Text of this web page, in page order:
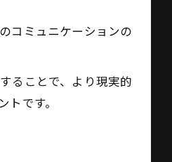
コミュニケーションの
ることで、より現実的
です。